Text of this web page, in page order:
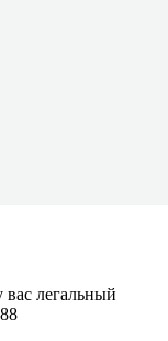
вас легальный